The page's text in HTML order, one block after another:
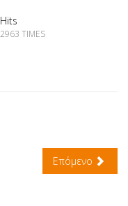
Hits
2963 TIMES
Επόμενο